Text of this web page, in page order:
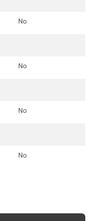
No
No
No
No